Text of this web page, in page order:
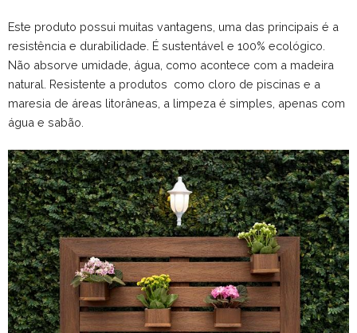
Este produto possui muitas vantagens, uma das principais é a
resistência e durabilidade. É sustentável e 100% ecológico.
Não absorve umidade, água, como acontece com a madeira
natural. Resistente a produtos como cloro de piscinas e a
maresia de áreas litorâneas, a limpeza é simples, apenas com
água e sabão.